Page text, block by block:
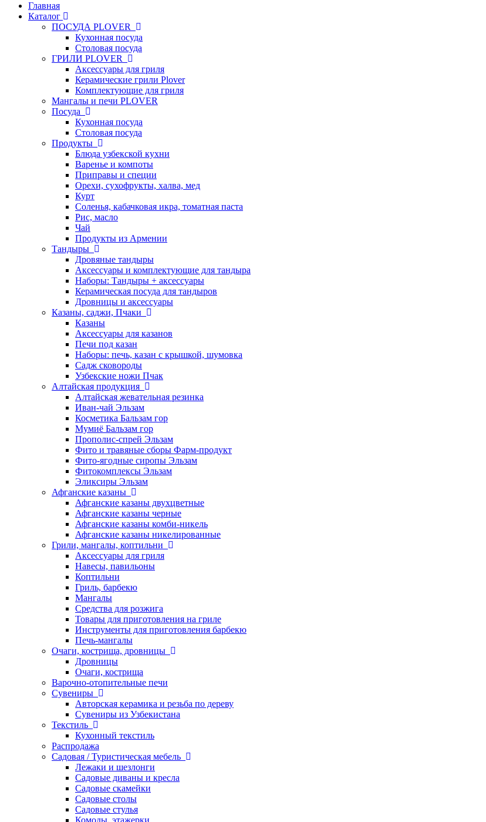
Главная
Каталог
ПОСУДА PLOVER
Кухонная посуда
Столовая посуда
ГРИЛИ PLOVER
Аксессуары для гриля
Керамические грили Plover
Комплектующие для гриля
Мангалы и печи PLOVER
Посуда
Кухонная посуда
Столовая посуда
Продукты
Блюда узбекской кухни
Варенье и компоты
Приправы и специи
Орехи, сухофрукты, халва, мед
Курт
Соленья, кабачковая икра, томатная паста
Рис, масло
Чай
Продукты из Армении
Тандыры
Дровяные тандыры
Аксессуары и комплектующие для тандыра
Наборы: Тандыры + аксессуары
Керамическая посуда для тандыров
Дровницы и аксессуары
Казаны, саджи, Пчаки
Казаны
Аксессуары для казанов
Печи под казан
Наборы: печь, казан с крышкой, шумовка
Садж сковороды
Узбекские ножи Пчак
Алтайская продукция
Алтайская жевательная резинка
Иван-чай Эльзам
Косметика Бальзам гор
Мумиё Бальзам гор
Прополис-спрей Эльзам
Фито и травяные сборы Фарм-продукт
Фито-ягодные сиропы Эльзам
Фитокомплексы Эльзам
Эликсиры Эльзам
Афганские казаны
Афганские казаны двухцветные
Афганские казаны черные
Афганские казаны комби-никель
Афганские казаны никелированные
Грили, мангалы, коптильни
Аксессуары для гриля
Навесы, павильоны
Коптильни
Гриль, барбекю
Мангалы
Средства для розжига
Товары для приготовления на гриле
Инструменты для приготовления барбекю
Печь-мангалы
Очаги, кострища, дровницы
Дровницы
Очаги, кострища
Варочно-отопительные печи
Сувениры
Авторская керамика и резьба по дереву
Сувениры из Узбекистана
Текстиль
Кухонный текстиль
Распродажа
Садовая / Туристическая мебель
Лежаки и шезлонги
Садовые диваны и кресла
Садовые скамейки
Садовые столы
Садовые стулья
Комоды, этажерки